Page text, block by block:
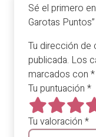
Sé el primero
Garotas Puntos”
Tu dirección
publicada. Los
marcados con *
Tu puntuación *
Tu valoración *